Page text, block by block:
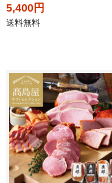
5,400円
送料無料